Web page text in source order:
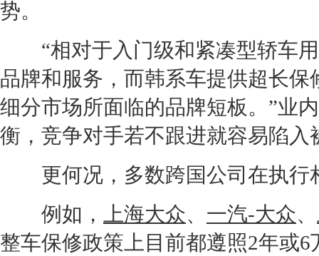
势。
“相对于入门级和紧凑型轿车用
品牌和服务，而韩系车提供超长
细分市场所面临的品牌短板。”业
衡，竞争对手若不跟进就容易陷入
更何况，多数跨国公司在执行
例如，
上海大众、 一汽-大众、
整车保修政策上目前都遵照2年或